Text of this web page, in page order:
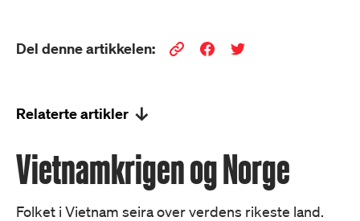
Del denne artikkelen:
Relaterte artikler
Vietnamkrigen og Norge
Folket i Vietnam seira over verdens rikeste land.